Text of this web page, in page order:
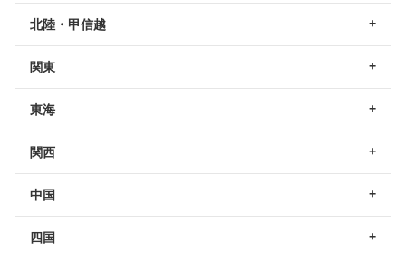
北陸・甲信越
関東
東海
関西
中国
四国